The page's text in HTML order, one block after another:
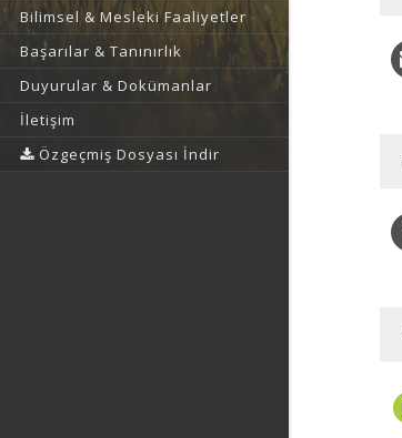
Bilimsel & Mesleki Faaliyetler
Başarılar & Tanınırlık
Duyurular & Dokümanlar
İletişim
Özgeçmiş Dosyası İndir